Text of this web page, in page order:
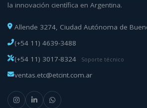
la innovación científica en Argentina.
Allende 3274, Ciudad Autónoma de
(+54 11) 4639-3488
(+54 11) 3017-8324
Soporte técnico
ventas.etc@etcint.com.ar